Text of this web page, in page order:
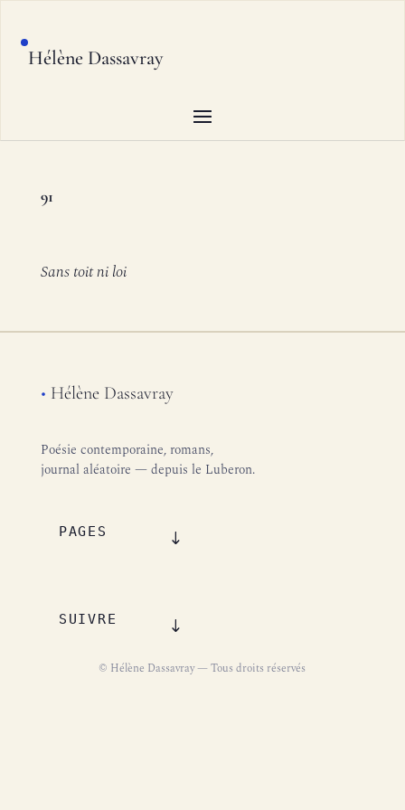
Hélène Dassavray
91
Sans toit ni loi
• Hélène Dassavray
Poésie contemporaine, romans,
journal aléatoire — depuis le Luberon.
PAGES
SUIVRE
© Hélène Dassavray — Tous droits réservés